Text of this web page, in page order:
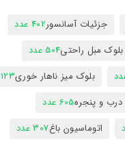
جزئیات آسانسور402 عدد
بلوک مبل راحتی504 عدد
بلوک میز ناهار خوری123 عدد
درب و پنجره605 عدد
اتوماسیون باغ307 عدد